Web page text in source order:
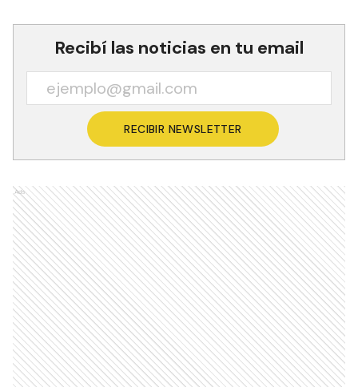
Recibí las noticias en tu email
RECIBIR NEWSLETTER
Ads